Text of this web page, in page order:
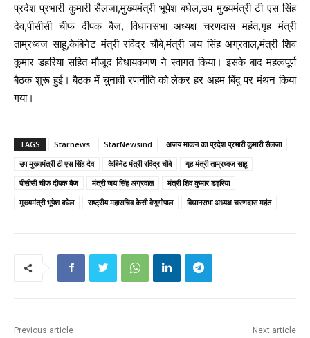
प्रदेश प्रभारी कुमारी सैलजा,मुख्यमंत्री भूपेश बघेल,उप मुख्यमंत्री टी एस सिंह
देव,पीसीसी चीफ दीपक बैज, विधानसभा अध्यक्ष चरणदास महंत,गृह मंत्री
ताम्रध्वज साहू,केबिनेट मंत्री रविंद्र चौबे,मंत्री जय सिंह अग्रवाल,मंत्री शिव
कुमार डहरिया सहित मौजूद विधायकगण ने स्वागत किया। इसके बाद महत्वपूर्ण
बैठक शुरू हुई। बैठक में चुनावी रणनीति को लेकर हर अहम बिंदु पर मंथन किया
गया।
TAGS Starnews StarNewsind
अजय माकन का प्रदेश प्रभारी कुमारी सैलजा
उप मुख्यमंत्री टी एस सिंह देव
केबिनेट मंत्री रविंद्र चौबे
गृह मंत्री ताम्रध्वज साहू
पीसीसी चीफ दीपक बैज
मंत्री जय सिंह अग्रवाल
मंत्री शिव कुमार डहरिया
मुख्यमंत्री भूपेश बघेल
राष्ट्रीय महासचिव केसी वेणुगोपाल विधानसभा अध्यक्ष चरणदास महंत
Previous article Next article